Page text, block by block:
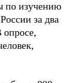
по изучению
за два
опросе,